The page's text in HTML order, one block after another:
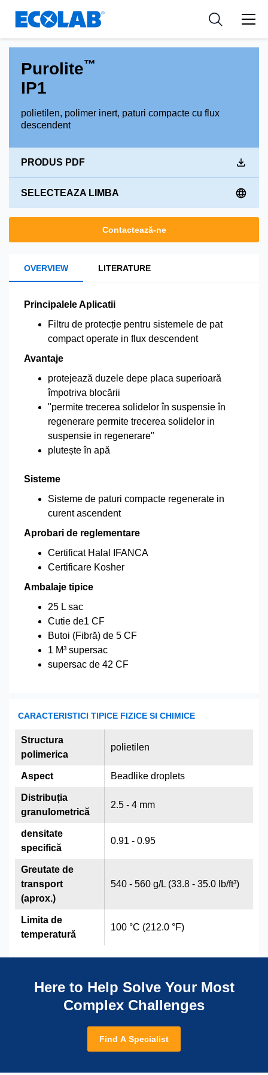
Resources
Applications
Medical Devices and Diagnostics
News & Events
Tools
Purolite™
IP1
polietilen, polimer inert, paturi compacte cu flux
descendent
PRODUS PDF
SELECTEAZA LIMBA
Contactează-ne
OVERVIEW LITERATURE
Principalele Aplicatii
Filtru de protecție pentru sistemele de pat
compact operate in flux descendent
Avantaje
protejează duzele depe placa superioară
împotriva blocării
"permite trecerea solidelor în suspensie în
regenerare permite trecerea solidelor in
suspensie in regenerare"
plutește în apă
Sisteme
Sisteme de paturi compacte regenerate in
curent ascendent
Aprobari de reglementare
Certificat Halal IFANCA
Certificare Kosher
Ambalaje tipice
25 L sac
Cutie de1 CF
Butoi (Fibră) de 5 CF
1 M³ supersac
supersac de 42 CF
CARACTERISTICI TIPICE FIZICE SI CHIMICE
polietilen
Beadlike droplets
2.5 - 4 mm
0.91 - 0.95
540 - 560 g/L (33.8 - 35.0 lb/ft³)
100 °C (212.0 °F)
Structura
polimerica
Aspect
Distribuția
granulometrică
densitate
specifică
Greutate de
transport
(aprox.)
Limita de
temperatură
Here to Help Solve Your Most
Complex Challenges
Find A Specialist